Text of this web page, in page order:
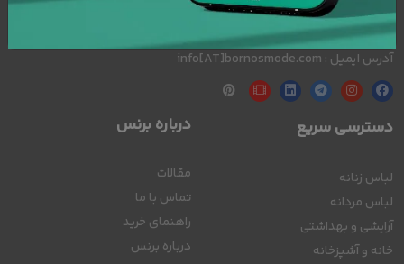
آدرس دفتر مرکزی : تهران، شریعتی، بالاتر از خیابان ظفر، کوچه جم، پلاک 21
شماره تماس : 114-02128111123
آدرس ایمیل : info[AT]bornosmode.com
دسترسی سریع
لباس زنانه
لباس مردانه
آرایشی و بهداشتی
خانه و آشپزخانه
درباره برنس
مقالات
تماس با ما
راهنمای خرید
درباره برنس